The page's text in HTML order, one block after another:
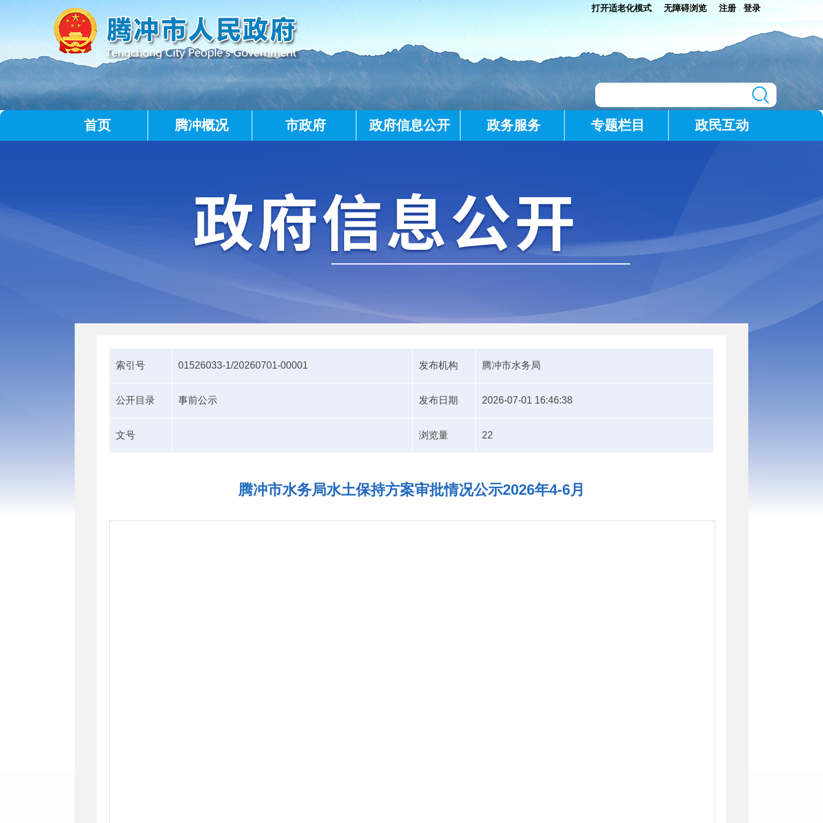
打开适老化模式 无障碍浏览 注册 登录
首页 腾冲概况 市政府 政府信息公开 政务服务 专题栏目 政民互动
索引号 01526033-1/20260701-00001 发布机构 腾冲市水务局
公开目录 事前公示 发布日期 2026-07-01 16:46:38
文号 浏览量 22
腾冲市水务局水土保持方案审批情况公示2026年4-6月